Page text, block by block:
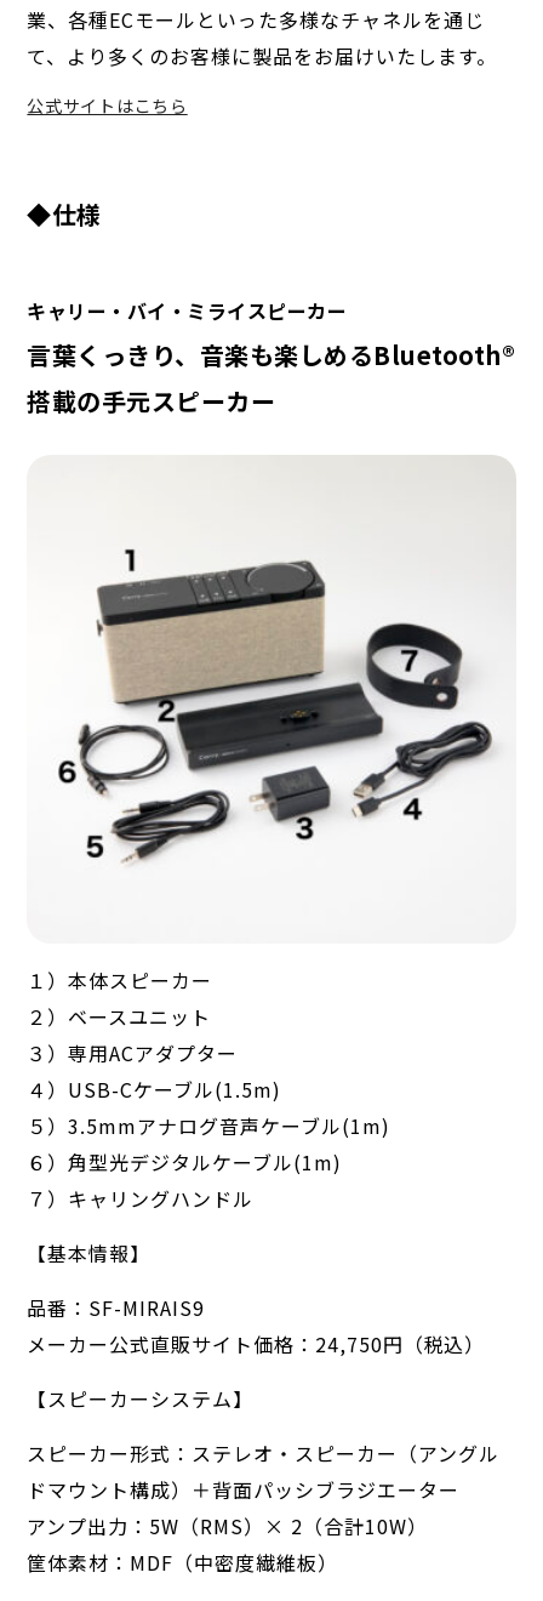
業、各種ECモールといった多様なチャネルを通じ
て、より多くのお客様に製品をお届けいたします。
公式サイトはこちら
◆仕様
キャリー・バイ・ミライスピーカー
言葉くっきり、音楽も楽しめるBluetooth®︎
搭載の手元スピーカー
１）本体スピーカー
２）ベースユニット
３）専用ACアダプター
４）USB-Cケーブル(1.5m)
５）3.5mmアナログ音声ケーブル(1m)
６）角型光デジタルケーブル(1m)
７）キャリングハンドル
【基本情報】
品番：SF-MIRAIS9
メーカー公式直販サイト価格：24,750円（税込）
【スピーカーシステム】
スピーカー形式：ステレオ・スピーカー（アングル
ドマウント構成）＋背面パッシブラジエーター
アンプ出力：5W（RMS）× 2（合計10W）
筐体素材：MDF（中密度繊維板）